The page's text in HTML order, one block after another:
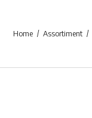
Home Assortiment